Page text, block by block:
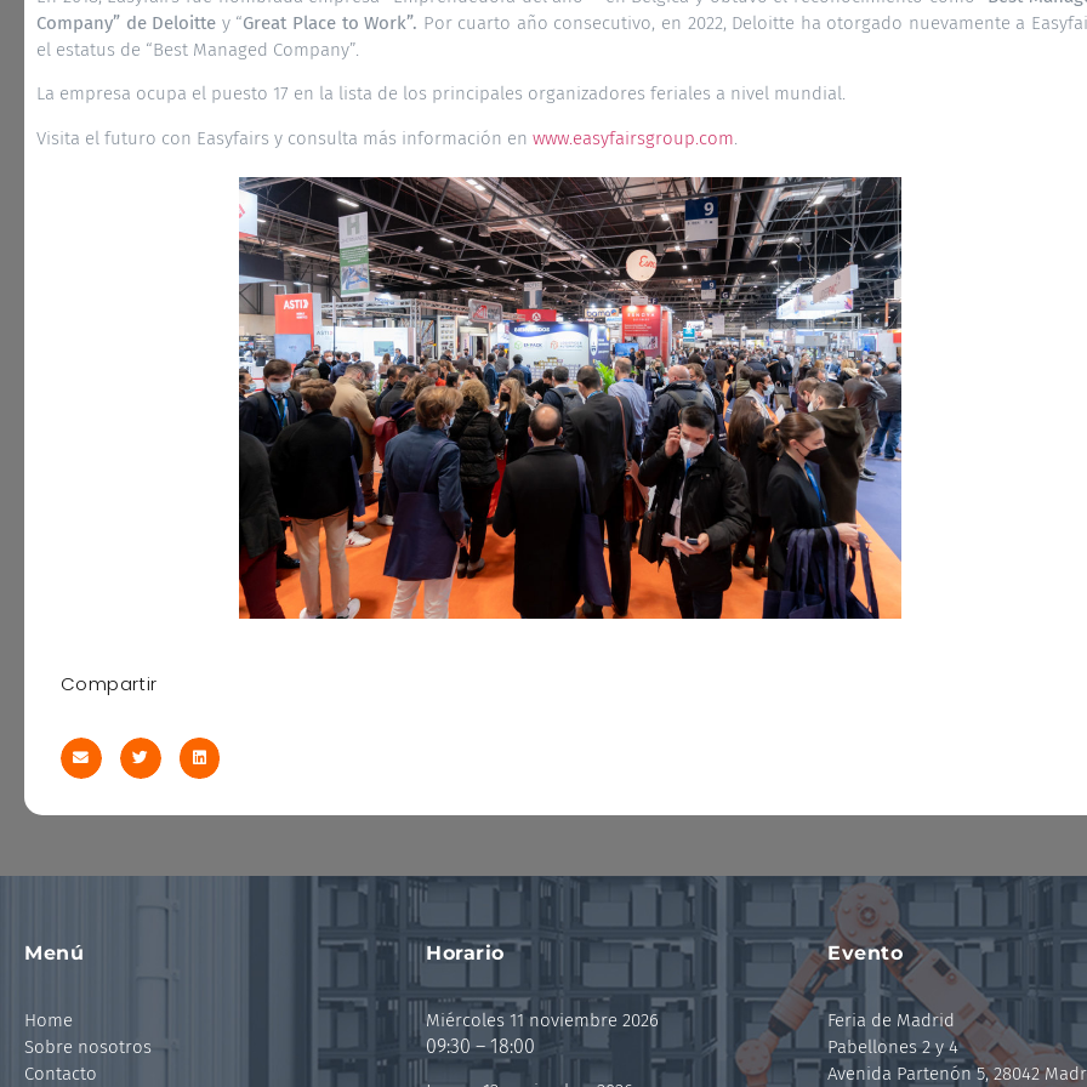
Company” de Deloitte y “Great Place to Work”. Por cuarto año consecutivo, en 2022, Deloitte ha otorgado nuevamente a
el estatus de “Best Managed Company”.
La empresa ocupa el puesto 17 en la lista de los principales organizadores feriales a nivel mundial.
Visita el futuro con Easyfairs y consulta más información en www.easyfairsgroup.com.
Compartir
Menú
Home
Sobre nosotros
Contacto
Horario
Miércoles 11 noviembre 2026
09:30 – 18:00
Evento
Feria de Madrid
Pabellones 2 y 4
Avenida Partenón 5, 28042